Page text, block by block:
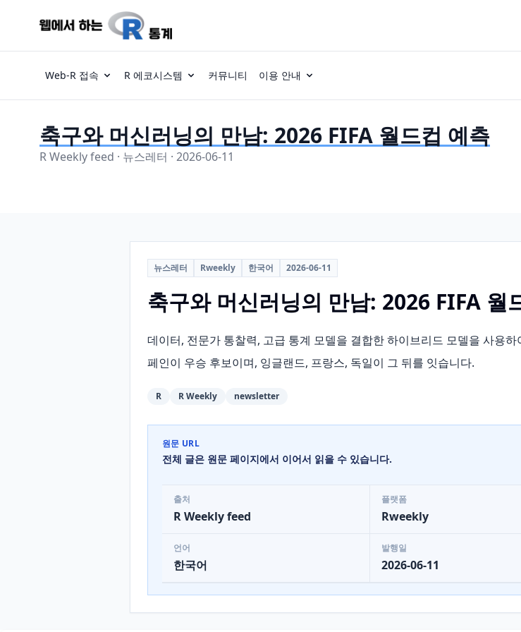
Web-R 접속 R 에코시스템 커뮤니티 이용 안내
축구와 머신러닝의 만남: 2026 FIFA 월드컵 예측
R Weekly feed · 뉴스레터 · 2026-06-11
뉴스레터 Rweekly 한국어 2026-06-11
축구와 머신러닝의 만남: 2026 FIFA 월
데이터, 전문가 통찰력, 고급 통계 모델을 결합한 하이브리드 모델을 사용
페인이 우승 후보이며, 잉글랜드, 프랑스, 독일이 그 뒤를 잇습니다.
R R Weekly newsletter
원문 URL
전체 글은 원문 페이지에서 이어서 읽을 수 있습니다.
출처
R Weekly feed
플랫폼
Rweekly
언어
한국어
발행일
2026-06-11